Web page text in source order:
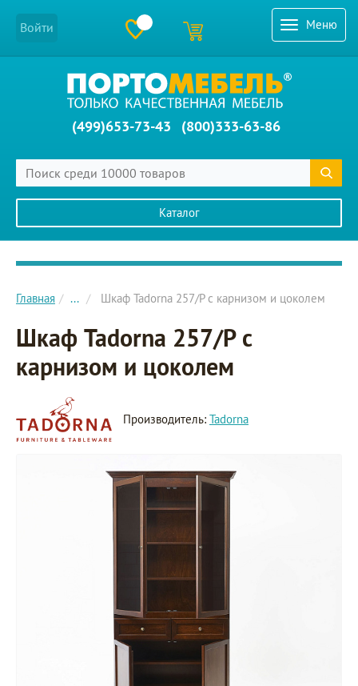
Меню
Войти
(499)653-73-43 (800)333-63-86
Каталог
Главное меню сайта
Главная ... Шкаф Tadorna 257/Р с карнизом и цоколем
Шкаф Tadorna 257/Р с
карнизом и цоколем
Производитель: Tadorna